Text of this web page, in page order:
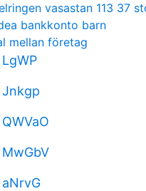
vasastan 113 37
bankkonto barn
mellan företag
LgWP
Jnkgp
QWVaO
MwGbV
aNrvG